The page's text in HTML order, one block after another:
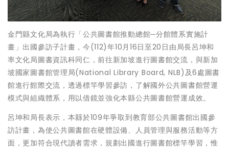
金門縣文化局為執行「公共圖書館推動總館─分館體系實施計
畫」出國參訪子計畫，今(112)年10月16日至20日由局長呂坤和
率文化局圖書資訊科同仁，前往新加坡進行圖書館交流，與新加
坡國家圖書館管理局(National Library Board, NLB)及6處圖書
館進行館際交流，透過標竿學習參訪，了解國外公共圖書館營運
模式與組織體系，用以借鏡並強化本縣公共圖書館營運成效。
呂坤和局長表示，本縣於109年爭取到教育部公共圖書館出國參
訪計畫，為使公共圖書館在硬體設備、人員管理與服務活動等方
面，更加符合現代讀者需求，規劃出國進行圖書館標竿學習，惟